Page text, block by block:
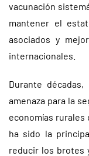
vacunación
mantener el
asociados y
internacionales.
Durante
amenaza para la
economías rurales
ha sido la
reducir los brotes